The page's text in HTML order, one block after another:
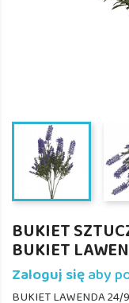
BUKIET
BUKIET
Zaloguj sięaby
BUKIET LAWENDA 24/